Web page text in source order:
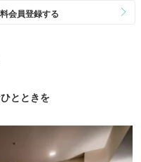
とときを